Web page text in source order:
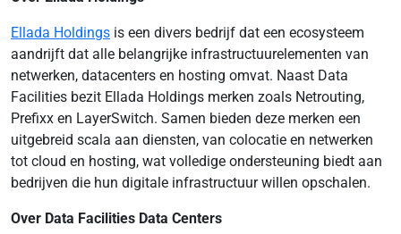
Ellada Holdings is een divers bedrijf dat een ecosysteem
aandrijft dat alle belangrijke infrastructuurelementen van
netwerken, datacenters en hosting omvat. Naast Data
Facilities bezit Ellada Holdings merken zoals Netrouting,
Prefixx en LayerSwitch. Samen bieden deze merken een
uitgebreid scala aan diensten, van colocatie en netwerken
tot cloud en hosting, wat volledige ondersteuning biedt aan
bedrijven die hun digitale infrastructuur willen opschalen.
Over Data Facilities Data Centers